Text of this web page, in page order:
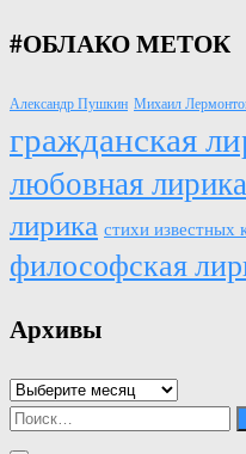
#ОБЛАКО МЕТОК
Александр Пушкин Михаил
гражданская
любовная лирика
лирика стихи известных
философская
Архивы
Архивы
Найти: